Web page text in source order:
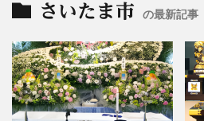
さいたま市 の最新記事